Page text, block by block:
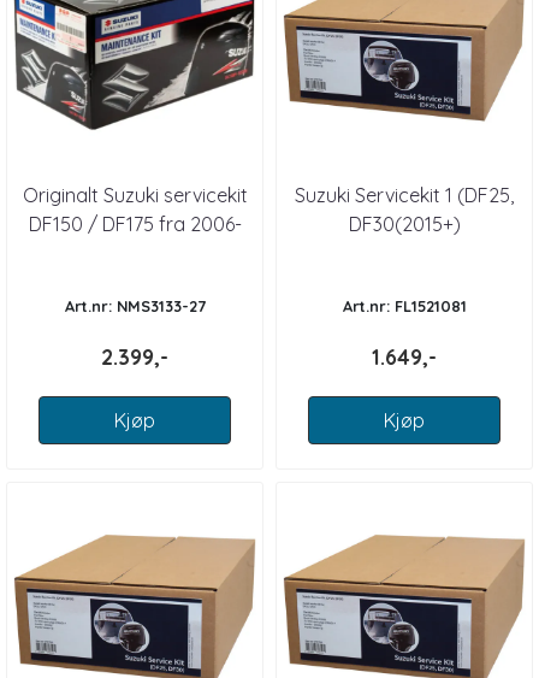
Originalt Suzuki servicekit
DF150 / DF175 fra 2006-
Art.nr: NMS3133-27
2.399,-
Kjøp
Suzuki Servicekit 1 (DF25,
DF30(2015+)
Art.nr: FL1521081
1.649,-
Kjøp